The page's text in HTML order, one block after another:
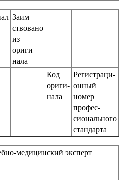
Заим­
ствовано
из
ориги­
нала
Код
ориги­
нала
Регистраци­
онный
номер
профес­
сионального
стандарта
медицинский эксперт